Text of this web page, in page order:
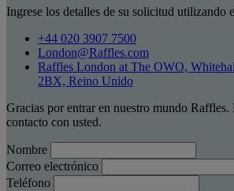
Ingrese los detalles de su solicitud utilizando
+44 020 3907 7500
London@Raffles.com
Raffles London at The OWO,
2BX, Reino Unido
Gracias por entrar en nuestro mundo Raffles.
contacto con usted.
Nombre
Correo electrónico
Teléfono